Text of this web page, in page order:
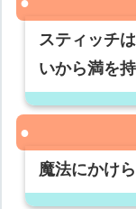
スティッチ
いから満を
魔法にかけら